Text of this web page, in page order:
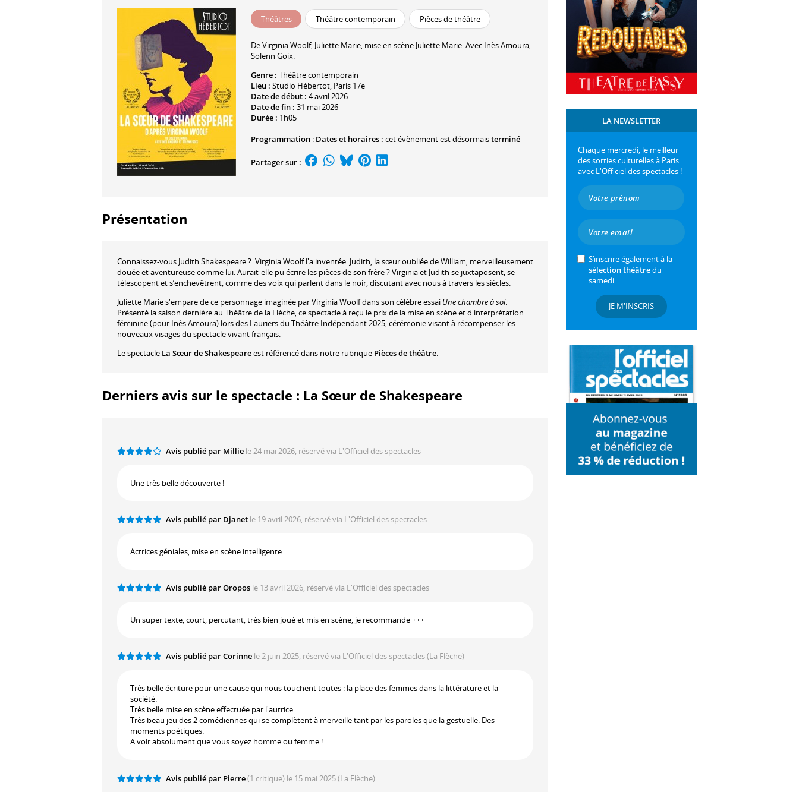
Théâtres Théâtre contemporain Pièces de théâtre
DeVirginia Woolf, Juliette Marie, mise en scène Juliette Marie. Avec Inès Amoura,
Solenn Goix.
Genre : Théâtre contemporain
Lieu : Studio Hébertot, Paris 17e
Date de début : 4 avril 2026
Date de fin : 31 mai 2026
Durée : 1h05
Programmation : Dates et horaires : cet évènement est désormaisterminé
Partager sur :
Présentation
Connaissez-vous Judith Shakespeare ? Virginia Woolf l'a inventée. Judith, la sœur oubliée de William, merveilleusement
douée et aventureuse comme lui. Aurait-elle pu écrire les pièces de son frère ? Virginia et Judith se juxtaposent, se
télescopent et s’enchevêtrent, comme des voix qui parlent dans le noir, discutant avec nous à travers les siècles.
Juliette Marie s'empare de ce personnage imaginée par Virginia Woolf dans son célèbre essai Une chambre à soi.
Présenté la saison dernière au Théâtre de la Flèche, ce spectacle à reçu le prix de la mise en scène et d'interprétation
féminine (pour Inès Amoura) lors des Lauriers du Théâtre Indépendant 2025, cérémonie visant à récompenser les
nouveaux visages du spectacle vivant français.
Le spectacle La Sœur de Shakespeareest référencé dans notre rubrique Pièces de théâtre.
Derniers avis sur le spectacle : La Sœur de Shakespeare
Avis publié par Millie le 24 mai 2026, réservé via L'Officiel des spectacles
Une très belle découverte !
Avis publié par Djanet le 19 avril 2026, réservé via L'Officiel des spectacles
Actrices géniales, mise en scène intelligente.
Avis publié par Oropos le 13 avril 2026, réservé via L'Officiel des spectacles
Un super texte, court, percutant, très bien joué et mis en scène, je recommande +++
Avis publié par Corinne le 2 juin 2025, réservé via L'Officiel des spectacles(La Flèche)
Très belle écriture pour une cause qui nous touchent toutes : la place des femmes dans la littérature et la
société.
Très belle mise en scène effectuée par l'autrice.
Très beau jeu des 2 comédiennes qui se complètent à merveille tant par les paroles que la gestuelle. Des
moments poétiques.
A voir absolument que vous soyez homme ou femme !
Avis publié par Pierre(1 critique) le 15 mai 2025(La Flèche)
LA NEWSLETTER
Chaque mercredi, le meilleur
des sorties culturelles à Paris
avec L'Officiel des spectacles !
S’inscrire également à la
sélection théâtredu
samedi
JE M'INSCRIS